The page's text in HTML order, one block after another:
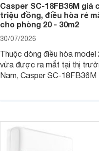
Casper SC-18FB36M giá
triệu đồng, điều hòa rẻ
cho phòng 20 - 30m2
30/07/2026
Thuộc dòng điều hòa model
vừa được ra mắt tại thị
Nam, Casper SC-18FB36M
nhiều tính năng và công nghệ